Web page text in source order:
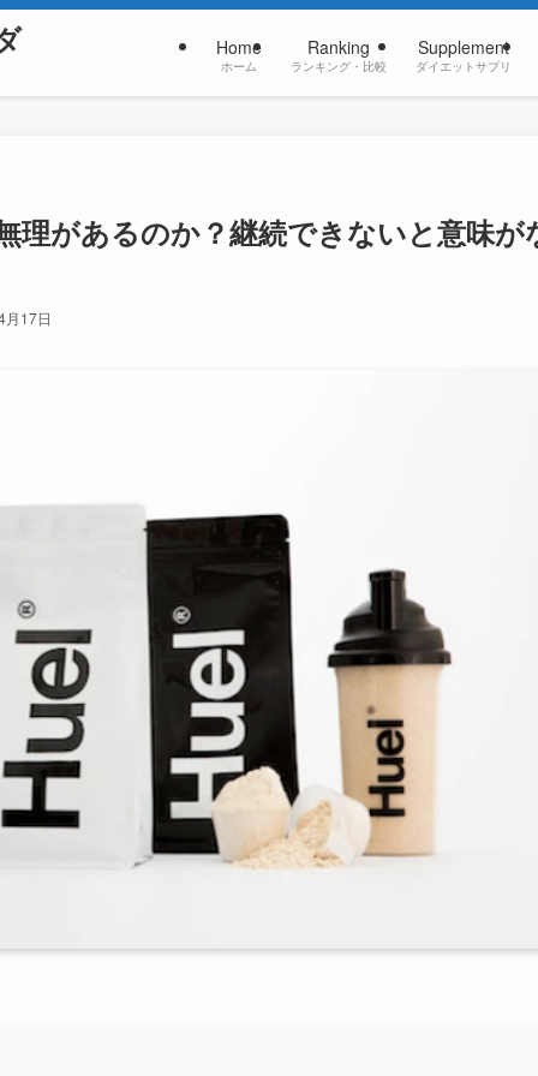
Home
ホーム
Ranking
ランキング・比較
Supplement
ダイエットサプリ
理があるのか？継続できないと意味が
月17日